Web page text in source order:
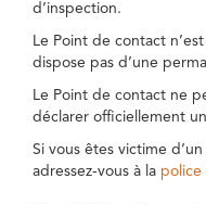
d’inspection.
Le Point de contact
dispose pas d’une
Le Point de contact ne
déclarer officiellement
Si vous êtes victime
adressez-vous à la police